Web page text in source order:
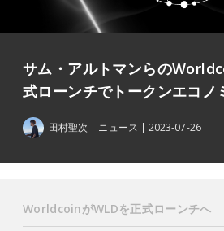
サム・アルトマンらの
式ローンチでトークンエコノ
田村聖次 ニュース 2023-07-26
WorldcoinがWLDを正式ローンチへ